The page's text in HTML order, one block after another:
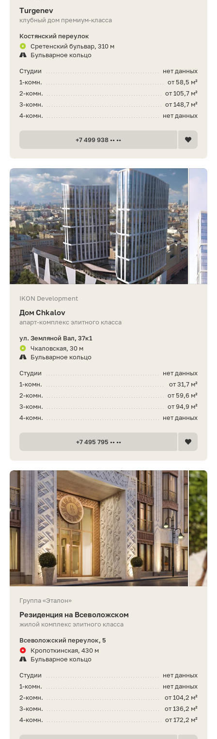
Turgenev
клубный дом премиум-класса
Костянский переулок
Сретенский бульвар, 310 м
Бульварное кольцо
нет данных
Студии
от 58,5 м²
1-комн.
от 105,7 м²
2-комн.
от 148,7 м²
3-комн.
нет данных
4-комн.
+7 499 938 •• ••
IKON Development
Дом Chkalov
апарт-комплекс элитного класса
ул. Земляной Вал, 37к1
Чкаловская, 30 м
Бульварное кольцо
нет данных
Студии
от 31,7 м²
1-комн.
от 59,6 м²
2-комн.
от 94,9 м²
3-комн.
нет данных
4-комн.
+7 495 795 •• ••
Группа «Эталон»
Резиденция на Всеволожском
жилой комплекс элитного класса
Всеволожский переулок, 5
Кропоткинская, 430 м
Бульварное кольцо
нет данных
Студии
нет данных
1-комн.
от 104,2 м²
2-комн.
от 136,2 м²
3-комн.
от 172,2 м²
4-комн.